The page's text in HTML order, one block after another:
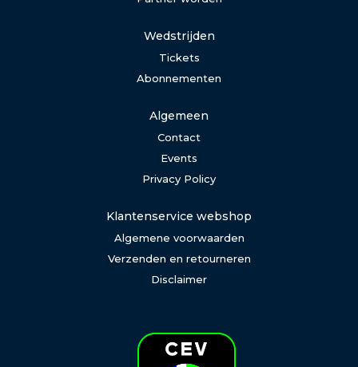
Wedstrijden
Tickets
Abonnementen
Algemeen
Contact
Events
Privacy Policy
Klantenservice webshop
Algemene voorwaarden
Verzenden en retourneren
Disclaimer